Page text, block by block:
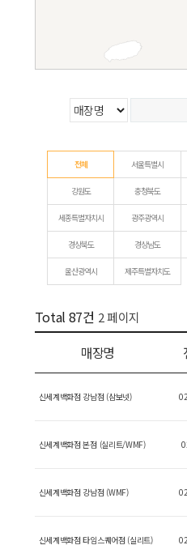
전체 서울특별시
강원도 충청북도
세종특별자치시 광주광역시
경상북도 경상남도
울산광역시 제주특별자치도
Total 87건 2 페이지
매장명
신세계백화점 강남점 (삼보넷)
신세계백화점 본점 (실리트/WMF)
신세계백화점 강남점 (WMF)
신세계백화점 타임스퀘어점 (실리트)